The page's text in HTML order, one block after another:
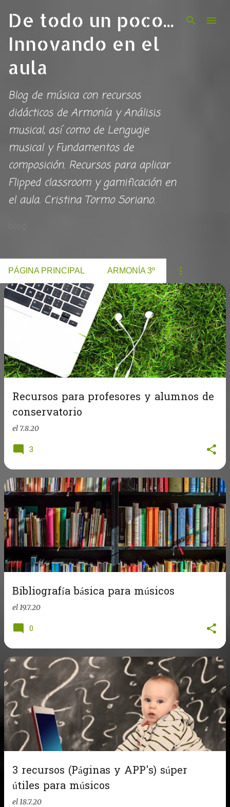
De todo un poco...
Innovando en el
aula
Blog de música con recursos
didácticos de Armonía y Análisis
musical, así como de Lenguaje
musical y Fundamentos de
composición. Recursos para aplicar
Flipped classroom y gamificación en
el aula. Cristina Tormo Soriano.
PÁGINA PRINCIPAL ARMONÍA 3º
E
a
d
Recursos para profesores y alumnos de
conservatorio
el 7.8.20
3
Bibliografía básica para músicos
el19.7.20
0
3 recursos (Páginas y APP's) súper
útiles para músicos
el18.7.20